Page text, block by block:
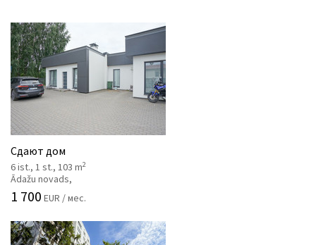
Сдают дом
6 ist., 1 st., 103 m2
Ādažu novads,
1 700 EUR / мес.